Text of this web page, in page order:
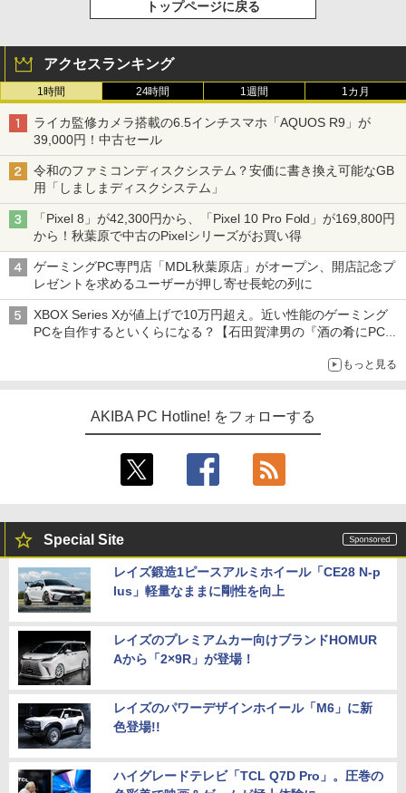
トップページに戻る
アクセスランキング
1時間 24時間 1週間 1カ月
ライカ監修カメラ搭載の6.5インチスマホ「AQUOS R9」が
39,000円！中古セール
令和のファミコンディスクシステム？安価に書き換え可能なGB
用「しましまディスクシステム」
「Pixel 8」が42,300円から、「Pixel 10 Pro Fold」が169,800円
から！秋葉原で中古のPixelシリーズがお買い得
ゲーミングPC専門店「MDL秋葉原店」がオープン、開店記念プ
レゼントを求めるユーザーが押し寄せ長蛇の列に
XBOX Series Xが値上げで10万円超え。近い性能のゲーミング
PCを自作するといくらになる？【石田賀津男の『酒の肴にPCゲ
もっと見る
AKIBA PC Hotline! をフォローする
Special Site
レイズ鍛造1ピースアルミホイール「CE28 N-p
lus」軽量なままに剛性を向上
レイズのプレミアムカー向けブランドHOMUR
Aから「2×9R」が登場！
レイズのパワーデザインホイール「M6」に新
色登場!!
ハイグレードテレビ「TCL Q7D Pro」。圧巻の